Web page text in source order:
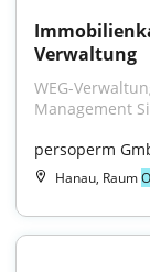
Verwaltung
WEG-
Management
persoperm
Hanau, Raum